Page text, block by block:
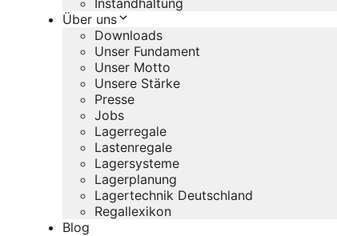
Instandhaltung
Über uns
Downloads
Unser Fundament
Unser Motto
Unsere Stärke
Presse
Jobs
Lagerregale
Lastenregale
Lagersysteme
Lagerplanung
Lagertechnik Deutschland
Regallexikon
Blog